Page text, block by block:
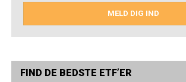
MELD DIG IND
FIND DE BEDSTE ETF’ER